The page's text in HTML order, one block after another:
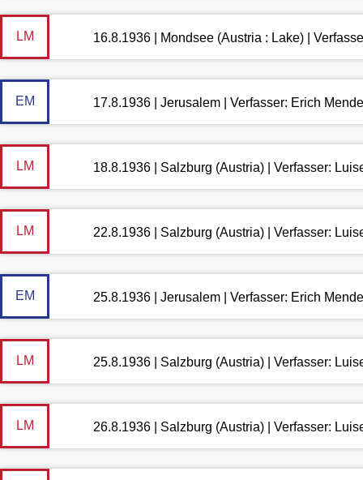
LM 16.8.1936 | Mondsee (Austria : Lake) |
EM 17.8.1936 | Jerusalem | Verfasser: Erich
LM 18.8.1936 | Salzburg (Austria) | Verfasser:
LM 22.8.1936 | Salzburg (Austria) | Verfasser:
EM 25.8.1936 | Jerusalem | Verfasser: Erich
LM 25.8.1936 | Salzburg (Austria) | Verfasser:
LM 26.8.1936 | Salzburg (Austria) | Verfasser: